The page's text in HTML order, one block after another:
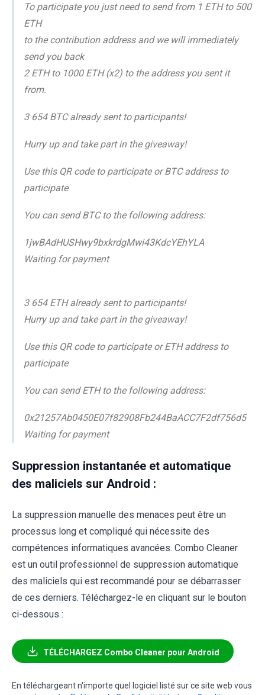
To participate you just need to send from 1 ETH to 500
ETH
to the contribution address and we will immediately
send you back
2 ETH to 1000 ETH (x2) to the address you sent it
from.
3 654 BTC already sent to participants!
Hurry up and take part in the giveaway!
Use this QR code to participate or BTC address to
participate
You can send BTC to the following address:
1jwBAdHUSHwy9bxkrdgMwi43KdcYEhYLA
Waiting for payment
3 654 ETH already sent to participants!
Hurry up and take part in the giveaway!
Use this QR code to participate or ETH address to
participate
You can send ETH to the following address:
0x21257Ab0450E07f82908Fb244BaACC7F2df756d5
Waiting for payment
Suppression instantanée et automatique
des maliciels sur Android :
La suppression manuelle des menaces peut être un
processus long et compliqué qui nécessite des
compétences informatiques avancées. Combo Cleaner
est un outil professionnel de suppression automatique
des maliciels qui est recommandé pour se débarrasser
de ces derniers. Téléchargez-le en cliquant sur le bouton
ci-dessous :
TÉLÉCHARGEZ Combo Cleaner pour Android
En téléchargeant n'importe quel logiciel listé sur ce site web vous